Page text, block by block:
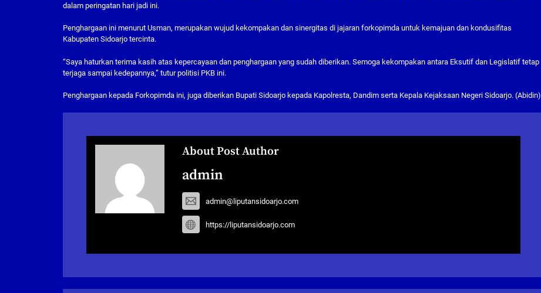
dalam peringatan hari jadi ini.
Penghargaan ini menurut Usman, merupakan wujud kekompakan dan sinergitas di jajaran forkopimda untuk kemajuan dan kondusifitas
Kabupaten Sidoarjo tercinta.
“Saya haturkan terima kasih atas kepercayaan dan penghargaan yang sudah diberikan. Semoga kekompakan antara Eksutif dan Legislatif tetap
terjaga sampai kedepannya,” tutur politisi PKB ini.
Penghargaan kepada Forkopimda ini, juga diberikan Bupati Sidoarjo kepada Kapolresta, Dandim serta Kepala Kejaksaan Negeri Sidoarjo. (Abidin)
About Post Author
admin
admin@liputansidoarjo.com
https://liputansidoarjo.com